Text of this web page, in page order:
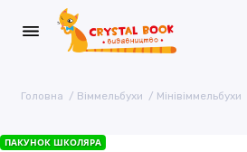
Головна Віммельбухи Мінівіммельбухи
ПАКУНОК ШКОЛЯРА